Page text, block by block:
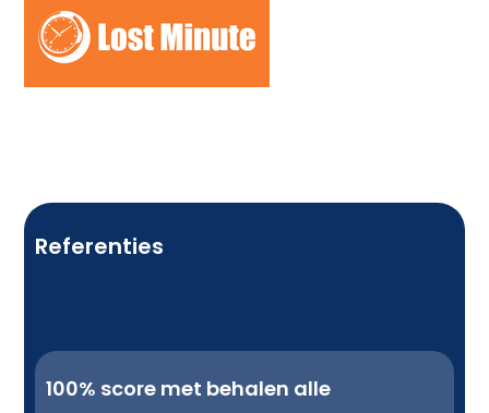
Referenties
100% score met behalen alle